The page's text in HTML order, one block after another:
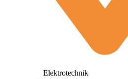
Elektrotechnik